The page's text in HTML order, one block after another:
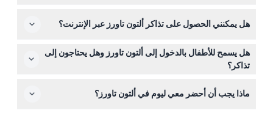
صباحًا، مع اختلاف أوقات الإغلاق بين 4:00 مساءً و9:00 مساءً
المائية مفتوحة من 10:00 صباحًا حتى 5:00 مساءً، ولعب
هل يمكنني الحصول على تذاكر ألتون تاورز عبر الإنترنت؟
نعم، يمكنك بسهولة حجز تذاكر ألتون تاورز الخاصة بك عبر
الإنترنت من خلال هذا الموقع. هذا يتيح لك تأمين دخولك مسبقًا
وأحيانًا الحصول على عروض خاصة.
هل يسمح للأطفال بالدخول إلى ألتون تاورز وهل يحتاجون إلى
تذاكر؟
يجب أن يكون الأطفال دون 12 عامًا برفقة بالغ يدفع التذكرة
ماذا يجب أن أحضر معي ليوم في ألتون تاورز؟